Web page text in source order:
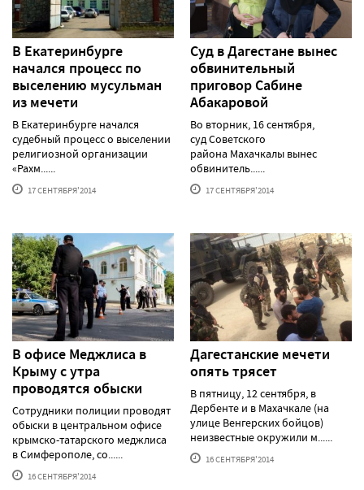
В Екатеринбурге
начался процесс по
выселению мусульман
из мечети
В Екатеринбурге начался
судебный процесс о выселении
религиозной организации
«Рахм......
17 СЕНТЯБРЯ'2014
Суд в Дагестане вынес
обвинительный
приговор Сабине
Абакаровой
Во вторник, 16 сентября,
суд Советского
района Махачкалы вынес
обвинитель......
17 СЕНТЯБРЯ'2014
В офисе Меджлиса в
Крыму с утра
проводятся обыски
Сотрудники полиции проводят
обыски в центральном офисе
крымско-татарского меджлиса
в Симферополе, со......
16 СЕНТЯБРЯ'2014
Дагестанские мечети
опять трясет
В пятницу, 12 сентября, в
Дербенте и в Махачкале (на
улице Венгерских бойцов)
неизвестные окружили м......
16 СЕНТЯБРЯ'2014